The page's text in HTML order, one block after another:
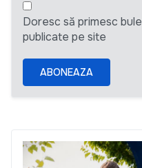
Doresc să primesc
publicate pe site
ABONEAZA